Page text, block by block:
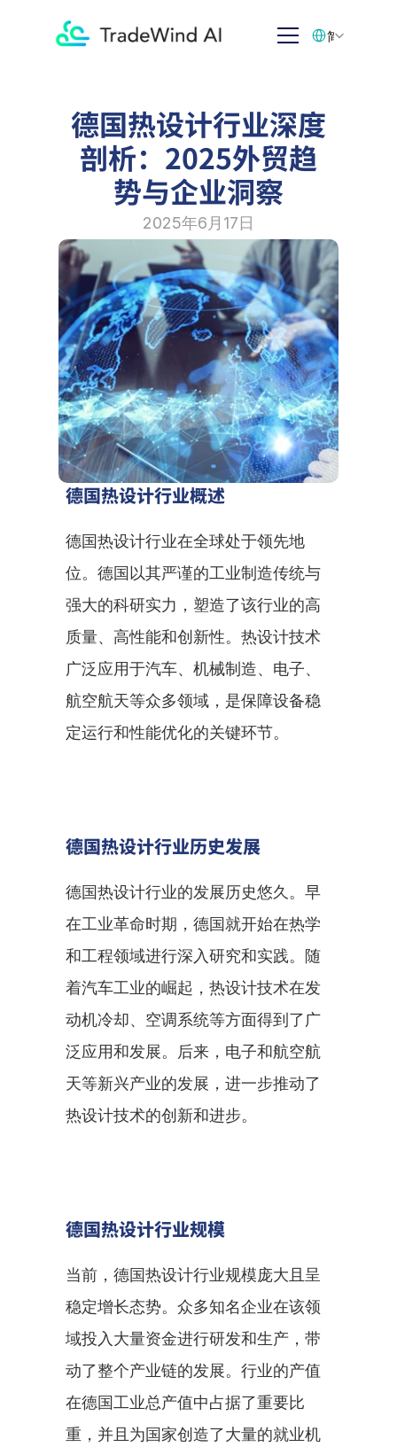
德国热设计行业深度
剖析：2025外贸趋
势与企业洞察
2025年6月17日
德国热设计行业概述
德国热设计行业在全球处于领先地
位。德国以其严谨的工业制造传统与
强大的科研实力，塑造了该行业的高
质量、高性能和创新性。热设计技术
广泛应用于汽车、机械制造、电子、
航空航天等众多领域，是保障设备稳
定运行和性能优化的关键环节。
德国热设计行业历史发展
德国热设计行业的发展历史悠久。早
在工业革命时期，德国就开始在热学
和工程领域进行深入研究和实践。随
着汽车工业的崛起，热设计技术在发
动机冷却、空调系统等方面得到了广
泛应用和发展。后来，电子和航空航
天等新兴产业的发展，进一步推动了
热设计技术的创新和进步。
德国热设计行业规模
当前，德国热设计行业规模庞大且呈
稳定增长态势。众多知名企业在该领
域投入大量资金进行研发和生产，带
动了整个产业链的发展。行业的产值
在德国工业总产值中占据了重要比
重，并且为国家创造了大量的就业机
简体中文